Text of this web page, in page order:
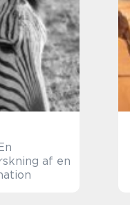
af en